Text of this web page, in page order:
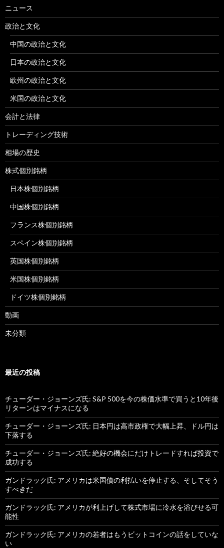
ニュース
政治と文化
中国の政治と文化
日本の政治と文化
欧州の政治と文化
米国の政治と文化
会計と法律
トレーディング技術
相場の歴史
株式個別銘柄
日本株個別銘柄
中国株個別銘柄
フランス株個別銘柄
スペイン株個別銘柄
英国株個別銘柄
米国株個別銘柄
ドイツ株個別銘柄
動画
未分類
最近の投稿
チューダー・ジョーンズ氏: S&P 500を今の株価水準で買うと10年後
リターンはマイナスになる
チューダー・ジョーンズ氏: 日本円は高市政権で大幅上昇、ドル円は
下落する
チューダー・ジョーンズ氏: 絶好の機会にだけトレードすれば投資で
成功する
ガンドラック氏: アメリカは米国債の利払いを停止する、そしてそう
すべきだ
ガンドラック氏: アメリカが利上げして株式市場に冷水を浴びせる可
能性
ガンドラック氏: アメリカの若者はもうビットコインの話をしていな
い